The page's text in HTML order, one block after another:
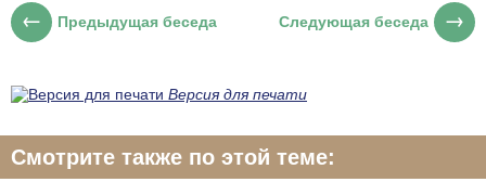
Предыдущая беседа Следующая беседа
Версия для печати
Смотрите также по этой теме: